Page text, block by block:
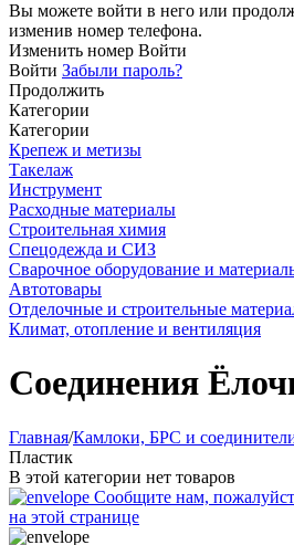
Вы можете войти в него или
изменив номер телефона.
Изменить номер Войти
Войти Забыли пароль?
Продолжить
Категории
Категории
Крепеж и метизы
Такелаж
Инструмент
Расходные материалы
Строительная химия
Спецодежда и СИЗ
Сварочное оборудование и
Автотовары
Отделочные и строительные
Климат, отопление и вентиляция
Соединения
Главная/Камлоки, БРС и
Пластик
В этой категории нет товаров
Сообщите нам,
на этой странице